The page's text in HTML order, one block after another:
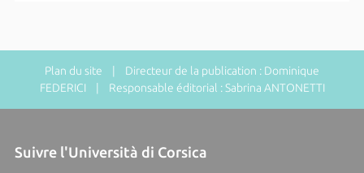
Plan du site | Directeur de la publication : Dominique
FEDERICI | Responsable éditorial : Sabrina ANTONETTI
Suivre l'Università di Corsica